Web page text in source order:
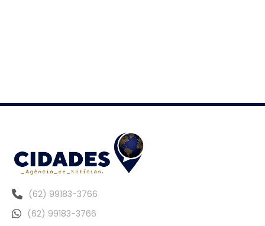
(62) 99183-3766
(62) 99183-3766